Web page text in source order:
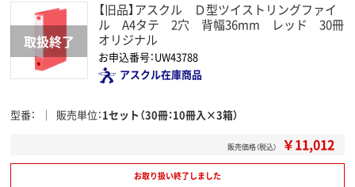
【旧品】アスクル Ｄ型ツイストリングファイ
ル A4タテ 2穴 背幅36mm レッド 30冊
オリジナル
お申込番号：UW43788
アスクル在庫商品
型番 販売単位 1セット（30冊：10冊入×3箱）
販売価格（税込） ￥11,012
お取り扱い終了しました